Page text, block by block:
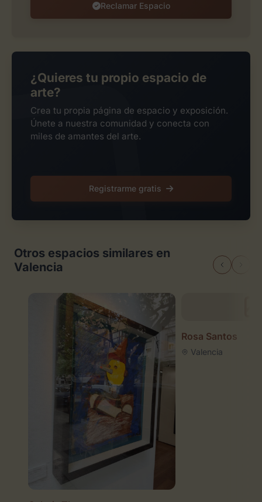
Reclamar Espacio
¿Quieres tu propio espacio de
arte?
Crea tu propia página de espacio y exposición.
Únete a nuestra comunidad y conecta con
miles de amantes del arte.
Registrarme gratis
Otros espacios similares en
Valencia
Rosa Santos
Valencia